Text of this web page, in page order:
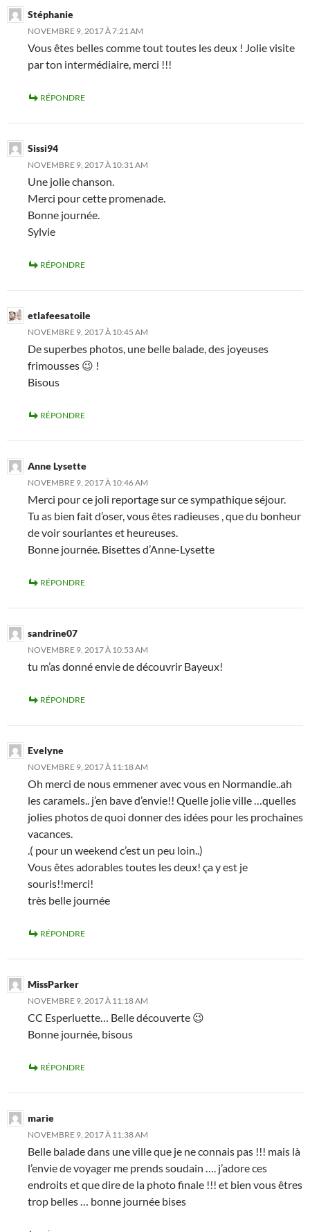
Stéphanie
NOVEMBRE 9, 2017 À 7:21 AM
Vous êtes belles comme tout toutes les deux ! Jolie visite
par ton intermédiaire, merci !!!
RÉPONDRE
Sissi94
NOVEMBRE 9, 2017 À 10:31 AM
Une jolie chanson.
Merci pour cette promenade.
Bonne journée.
Sylvie
RÉPONDRE
etlafeesatoile
NOVEMBRE 9, 2017 À 10:45 AM
De superbes photos, une belle balade, des joyeuses
frimousses 😉 !
Bisous
RÉPONDRE
Anne Lysette
NOVEMBRE 9, 2017 À 10:46 AM
Merci pour ce joli reportage sur ce sympathique séjour.
Tu as bien fait d’oser, vous êtes radieuses , que du bonheur
de voir souriantes et heureuses.
Bonne journée. Bisettes d’Anne-Lysette
RÉPONDRE
sandrine07
NOVEMBRE 9, 2017 À 10:53 AM
tu m’as donné envie de découvrir Bayeux!
RÉPONDRE
Evelyne
NOVEMBRE 9, 2017 À 11:18 AM
Oh merci de nous emmener avec vous en Normandie..ah
les caramels.. j’en bave d’envie!! Quelle jolie ville …quelles
jolies photos de quoi donner des idées pour les prochaines
vacances.
.( pour un weekend c’est un peu loin..)
Vous êtes adorables toutes les deux! ça y est je
souris!!merci!
très belle journée
RÉPONDRE
MissParker
NOVEMBRE 9, 2017 À 11:18 AM
CC Esperluette… Belle découverte 😉
Bonne journée, bisous
RÉPONDRE
marie
NOVEMBRE 9, 2017 À 11:38 AM
Belle balade dans une ville que je ne connais pas !!! mais là
l’envie de voyager me prends soudain …. j’adore ces
endroits et que dire de la photo finale !!! et bien vous êtres
trop belles … bonne journée bises